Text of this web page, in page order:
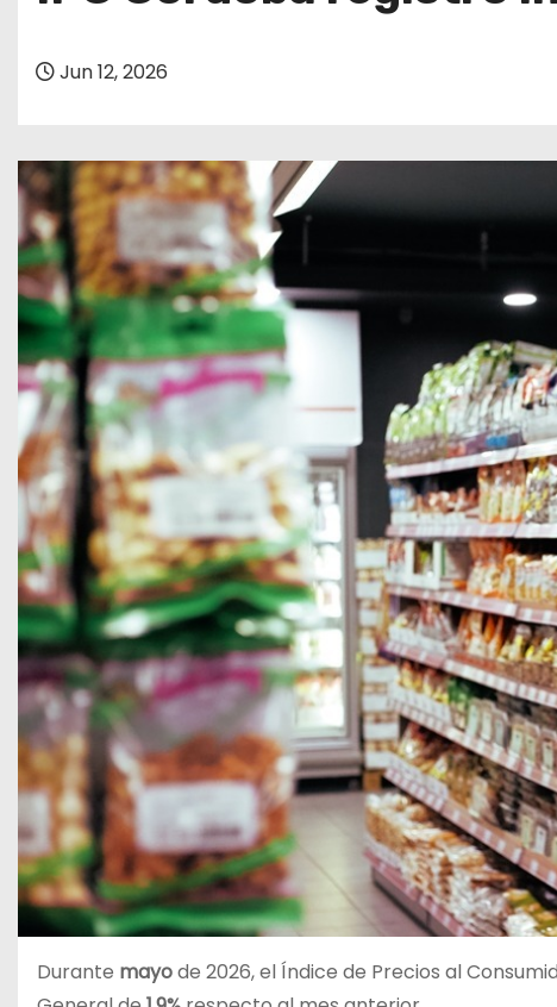
Jun 12, 2026
Durante mayode 2026, el Índice de Precios al